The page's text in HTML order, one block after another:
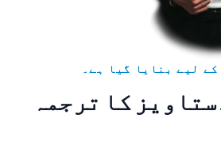
لیے بنایا گیا ہے۔
کا ترجمہ